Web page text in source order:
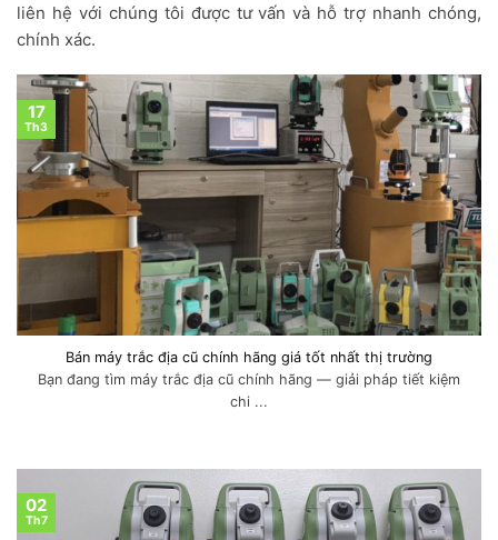
liên hệ với chúng tôi được tư vấn và hỗ trợ nhanh chóng,
chính xác.
Bán máy trắc địa cũ chính hãng giá tốt nhất thị trường
Bạn đang tìm máy trắc địa cũ chính hãng — giải pháp tiết kiệm
chi ...
17
Th3
02
Th7